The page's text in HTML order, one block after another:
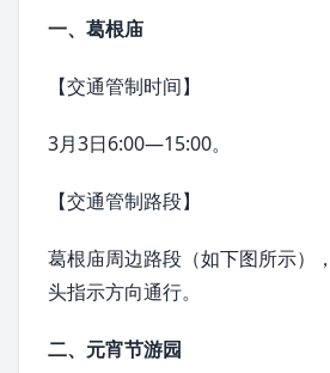
一、 葛根庙
【交通管制时间】
3月3日6:00—15:00。
【交通管制路段】
葛根庙周边路段（如下图所示）
头指示方向通行。
二、元宵节游园